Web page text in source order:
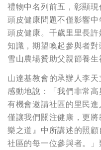
禮物中名列前五，彰顯
頭皮健康問題不僅影響
頭皮健康。千歲里里長
知識，期望喚起參與者
雪山農場贊助父親節養生
山達基教會的承辦人李
感動地說：「我們非常
有機會邀請社區的里民
僅讓我們關注健康，更
樂之道』中所講述的照
社區的每一位參與者。